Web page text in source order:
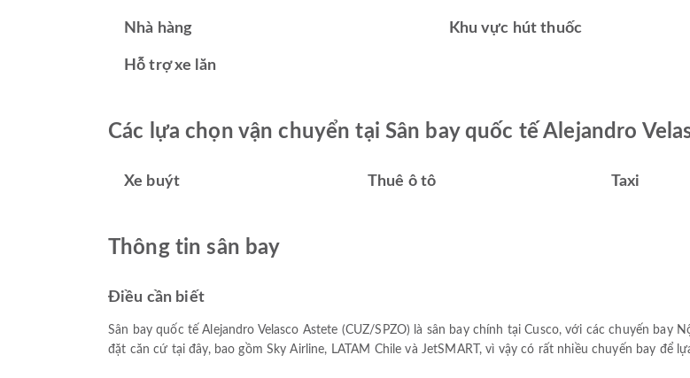
Nhà hàng Khu vực hút thuốc
Hỗ trợ xe lăn
Các lựa chọn vận chuyển tại Sân bay quốc tế Alejandro
Xe buýt Thuê ô tô Taxi
Thông tin sân bay
Điều cần biết
Sân bay quốc tế Alejandro Velasco Astete (CUZ/SPZO) là sân bay chính tại Cusco, với các chuyến bay
đặt căn cứ tại đây, bao gồm Sky Airline, LATAM Chile và JetSMART, vì vậy có rất nhiều chuyến bay để